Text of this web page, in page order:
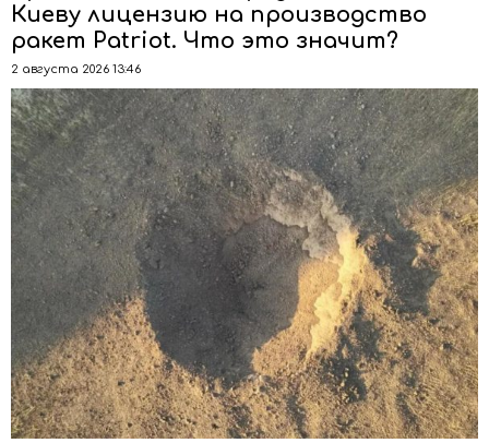
Киеву лицензию на производство
ракет Patriot. Что это значит?
2 августа 2026 13:46